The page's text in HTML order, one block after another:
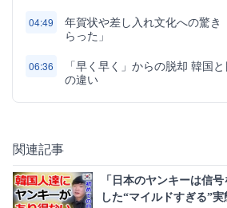
04:49
年賀状や差し入れ文化への驚き
らった」
06:36
「早く早く」からの脱却 韓国
の違い
関連記事
「日本のヤンキーは信
した“マイルドすぎる”